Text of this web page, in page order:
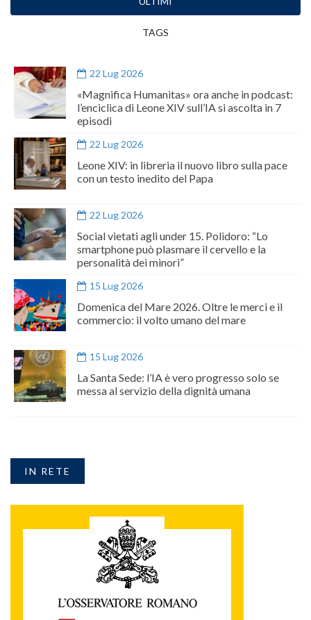
TAGS
22 Lug 2026
«Magnifica Humanitas» ora anche in podcast:
l’enciclica di Leone XIV sull’IA si ascolta in 7
episodi
22 Lug 2026
Leone XIV: in libreria il nuovo libro sulla pace
con un testo inedito del Papa
22 Lug 2026
Social vietati agli under 15. Polidoro: “Lo
smartphone può plasmare il cervello e la
personalità dei minori”
15 Lug 2026
Domenica del Mare 2026. Oltre le merci e il
commercio: il volto umano del mare
15 Lug 2026
La Santa Sede: l’IA è vero progresso solo se
messa al servizio della dignità umana
IN RETE